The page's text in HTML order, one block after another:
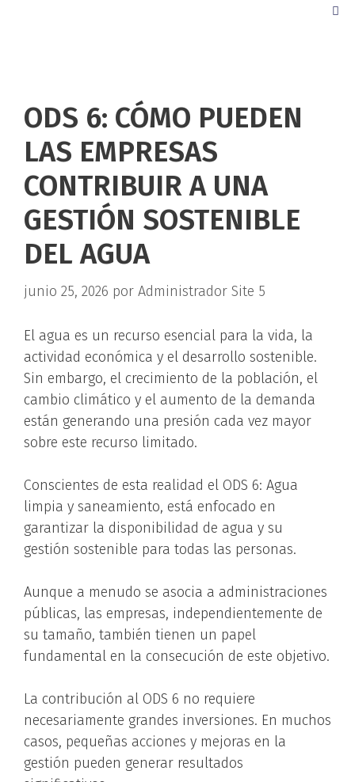
ODS 6: CÓMO PUEDEN
LAS EMPRESAS
CONTRIBUIR A UNA
GESTIÓN SOSTENIBLE
DEL AGUA
junio 25, 2026 por Administrador Site 5
El agua es un recurso esencial para la vida, la
actividad económica y el desarrollo sostenible.
Sin embargo, el crecimiento de la población, el
cambio climático y el aumento de la demanda
están generando una presión cada vez mayor
sobre este recurso limitado.
Conscientes de esta realidad el ODS 6: Agua
limpia y saneamiento, está enfocado en
garantizar la disponibilidad de agua y su
gestión sostenible para todas las personas.
Aunque a menudo se asocia a administraciones
públicas, las empresas, independientemente de
su tamaño, también tienen un papel
fundamental en la consecución de este objetivo.
La contribución al ODS 6 no requiere
necesariamente grandes inversiones. En muchos
casos, pequeñas acciones y mejoras en la
gestión pueden generar resultados